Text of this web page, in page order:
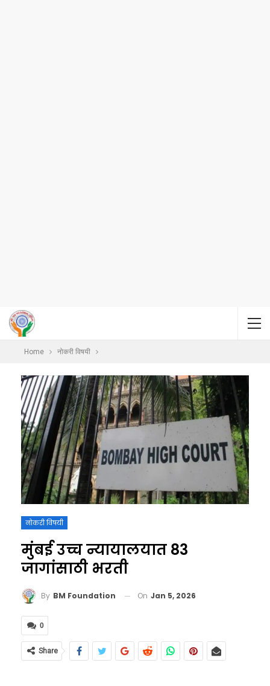
Home नोकरी विषयी
नोकरी विषयी
मुंबई उच्च न्यायालयात 83
जागांसाठी भरती
By BM Foundation On Jan 5, 2026
0
Share